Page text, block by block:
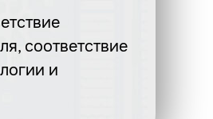
соответствие
и